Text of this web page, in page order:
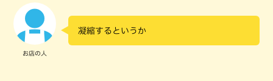
お店の人
凝縮するというか